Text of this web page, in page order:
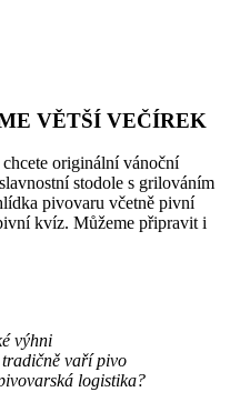
VĚTŠÍ VEČÍREK
originální vánoční
stodole s grilováním
pivovaru včetně pivní
kvíz. Můžeme připravit i
výhni
vaří pivo
logistika?